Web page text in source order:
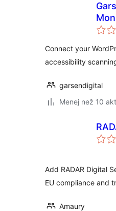
Connect your
accessibility
garsendigital
Menej než 10
Add RADAR Digital
EU compliance and
Amaury